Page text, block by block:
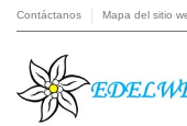
Contáctanos Mapa del sitio